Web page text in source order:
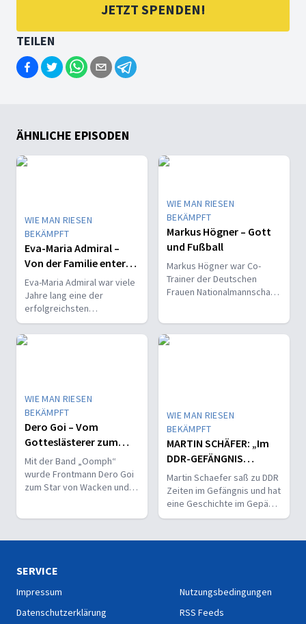
JETZT SPENDEN!
TEILEN
ÄHNLICHE EPISODEN
WIE MAN RIESEN
BEKÄMPFT
Eva-Maria Admiral –
Von der Familie enterbt
und ausgelöscht
Eva-Maria Admiral war viele
Jahre lang eine der
erfolgreichsten
Schauspielerinnen des
renommierten Wiener
Burgtheaters.
WIE MAN RIESEN
BEKÄMPFT
Markus Högner – Gott
und Fußball
Markus Högner war Co-
Trainer der Deutschen
Frauen Nationalmannschaft
der SGS Essen.
WIE MAN RIESEN
BEKÄMPFT
Dero Goi – Vom
Gotteslästerer zum
Jesusnachfolger
Mit der Band „Oomph“
wurde Frontmann Dero Goi
zum Star von Wacken und
WIE MAN RIESEN
BEKÄMPFT
MARTIN SCHÄFER: „Im
DDR-GEFÄNGNIS
veränderte Gott mein
HERZ“
Martin Schaefer saß zu DDR
Zeiten im Gefängnis und hat
eine Geschichte im Gepäck,
die zeigt wie Gott auf
schreiben kann.
SERVICE
Impressum
Datenschutzerklärung
Nutzungsbedingungen
RSS Feeds